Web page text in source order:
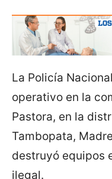
La Policía
operativo en la
Pastora, en la
Tambopata,
destruyó equipos
ilegal.